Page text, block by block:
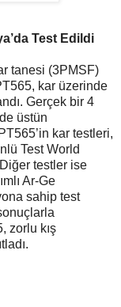
Test Edildi
tanesi (3PMSF)
kar üzerinde
Gerçek bir 4
üstün
kar testleri,
Test World
testler ise
Ar-Ge
sahip test
zorlu kış